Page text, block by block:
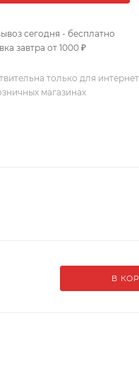
сегодня - бесплатно
завтра от 1000 ₽
только для
магазинах
В